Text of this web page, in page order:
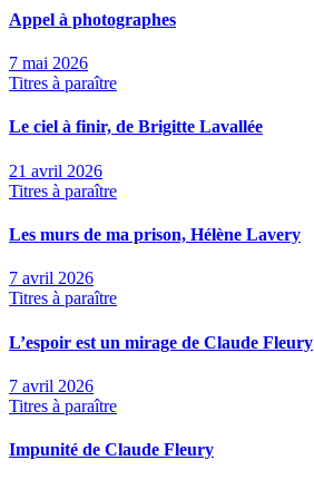
Appel à photographes
7 mai 2026
Titres à paraître
Le ciel à finir, de Brigitte Lavallée
21 avril 2026
Titres à paraître
Les murs de ma prison, Hélène Lavery
7 avril 2026
Titres à paraître
L’espoir est un mirage de Claude Fleury
7 avril 2026
Titres à paraître
Impunité de Claude Fleury